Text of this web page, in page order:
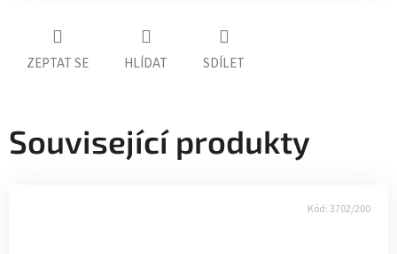
ZEPTAT SE HLÍDAT SDÍLET
Související produkty
Kód:3702/200